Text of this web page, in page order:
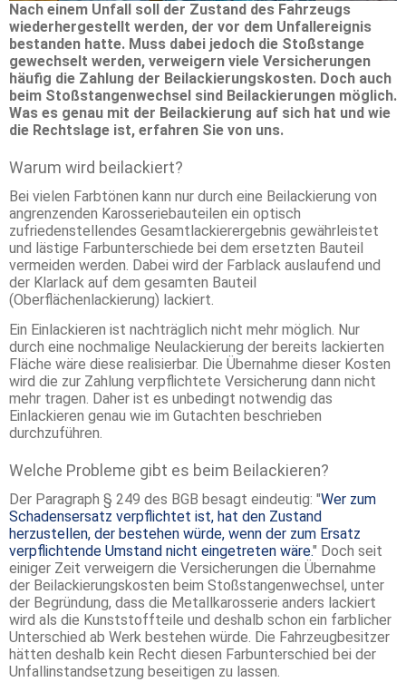
Nach einem Unfall soll der Zustand des Fahrzeugs
wiederhergestellt werden, der vor dem Unfallereignis
bestanden hatte. Muss dabei jedoch die Stoßstange
gewechselt werden, verweigern viele Versicherungen
häufig die Zahlung der Beilackierungskosten. Doch auch
beim Stoßstangenwechsel sind Beilackierungen möglich.
Was es genau mit der Beilackierung auf sich hat und wie
die Rechtslage ist, erfahren Sie von uns.
Warum wird beilackiert?
Bei vielen Farbtönen kann nur durch eine Beilackierung von
angrenzenden Karosseriebauteilen ein optisch
zufriedenstellendes Gesamtlackierergebnis gewährleistet
und lästige Farbunterschiede bei dem ersetzten Bauteil
vermeiden werden. Dabei wird der Farblack auslaufend und
der Klarlack auf dem gesamten Bauteil
(Oberflächenlackierung) lackiert.
Ein Einlackieren ist nachträglich nicht mehr möglich. Nur
durch eine nochmalige Neulackierung der bereits lackierten
Fläche wäre diese realisierbar. Die Übernahme dieser Kosten
wird die zur Zahlung verpflichtete Versicherung dann nicht
mehr tragen. Daher ist es unbedingt notwendig das
Einlackieren genau wie im Gutachten beschrieben
durchzuführen.
Welche Probleme gibt es beim Beilackieren?
Der Paragraph § 249 des BGB besagt eindeutig: "Wer zum
Schadensersatz verpflichtet ist, hat den Zustand
herzustellen, der bestehen würde, wenn der zum Ersatz
verpflichtende Umstand nicht eingetreten wäre." Doch seit
einiger Zeit verweigern die Versicherungen die Übernahme
der Beilackierungskosten beim Stoßstangenwechsel, unter
der Begründung, dass die Metallkarosserie anders lackiert
wird als die Kunststoffteile und deshalb schon ein farblicher
Unterschied ab Werk bestehen würde. Die Fahrzeugbesitzer
hätten deshalb kein Recht diesen Farbunterschied bei der
Unfallinstandsetzung beseitigen zu lassen.